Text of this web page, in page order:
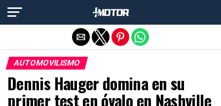
AUTOMOVILISMO
Dennis Hauger domina en su
primer test en óvalo en Nashville
Salir de la versión móvil